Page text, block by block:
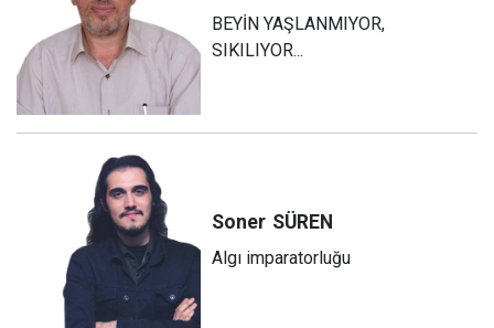
BEYİN YAŞLANMIYOR,
SIKILIYOR...
Soner SÜREN
Algı imparatorluğu